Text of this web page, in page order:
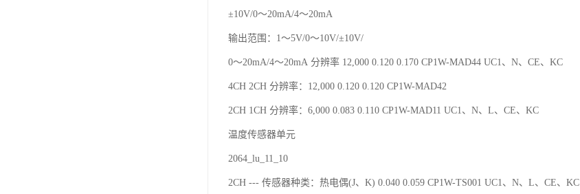
±10V/0～20mA/4～20mA
输出范围：1～5V/0～10V/±10V/
0～20mA/4～20mA 分辨率 12,000 0.120 0.170 CP1W-MAD44 UC1、N、CE、KC
4CH 2CH 分辨率：12,000 0.120 0.120 CP1W-MAD42
2CH 1CH 分辨率：6,000 0.083 0.110 CP1W-MAD11 UC1、N、L、CE、KC
温度传感器单元
2064_lu_11_10
2CH --- 传感器种类：热电偶(J、K) 0.040 0.059 CP1W-TS001 UC1、N、L、CE、KC